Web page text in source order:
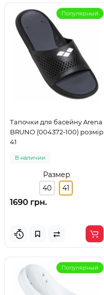
Популярный
Тапочки для басейну Arena
BRUNO (004372-100) розмір
41
В наличии
Размер
40
41
1690 грн.
Популярный